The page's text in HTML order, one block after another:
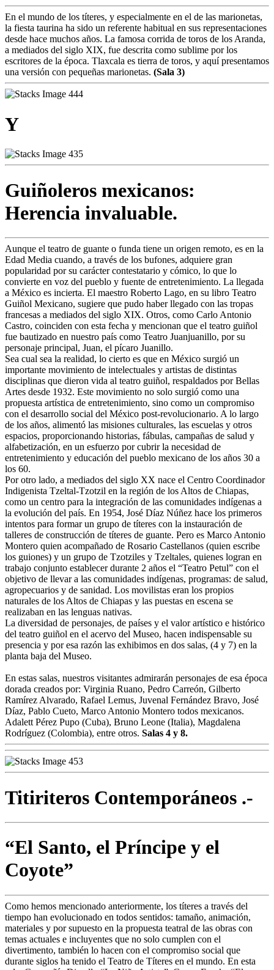
En el mundo de los títeres, y especialmente en el de las marionetas,
la fiesta taurina ha sido un referente habitual en sus representaciones
desde hace muchos años. La famosa corrida de toros de los Aranda,
a mediados del siglo XIX, fue descrita como sublime por los
escritores de la época. Tlaxcala es tierra de toros, y aquí presentamos
una versión con pequeñas marionetas. (Sala 3)
Y
Guiñoleros mexicanos:
Herencia invaluable.
Aunque el teatro de guante o funda tiene un origen remoto, es en la
Edad Media cuando, a través de los bufones, adquiere gran
popularidad por su carácter contestatario y cómico, lo que lo
convierte en voz del pueblo y fuente de entretenimiento. La llegada
a México es incierta. El maestro Roberto Lago, en su libro Teatro
Guiñol Mexicano, sugiere que pudo haber llegado con las tropas
francesas a mediados del siglo XIX. Otros, como Carlo Antonio
Castro, coinciden con esta fecha y mencionan que el teatro guiñol
fue bautizado en nuestro país como Teatro Juanjuanillo, por su
personaje principal, Juan, el pícaro Juanillo.
Sea cual sea la realidad, lo cierto es que en México surgió un
importante movimiento de intelectuales y artistas de distintas
disciplinas que dieron vida al teatro guiñol, respaldados por Bellas
Artes desde 1932. Este movimiento no solo surgió como una
propuesta artística de entretenimiento, sino como un compromiso
con el desarrollo social del México post-revolucionario. A lo largo
de los años, alimentó las misiones culturales, las escuelas y otros
espacios, proporcionando historias, fábulas, campañas de salud y
alfabetización, en un esfuerzo por cubrir la necesidad de
entretenimiento y educación del pueblo mexicano de los años 30 a
los 60.
Por otro lado, a mediados del siglo XX nace el Centro Coordinador
Indigenista Tzeltal-Tzotzil en la región de los Altos de Chiapas,
como un centro para la integración de las comunidades indígenas a
la evolución del país. En 1954, José Díaz Núñez hace los primeros
intentos para formar un grupo de títeres con la instauración de
talleres de construcción de títeres de guante. Pero es Marco Antonio
Montero quien acompañado de Rosario Castellanos (quien escribe
los guiones) y un grupo de Tzotziles y Tzeltales, quienes logran en
trabajo conjunto establecer durante 2 años el “Teatro Petul” con el
objetivo de llevar a las comunidades indígenas, programas: de salud,
agropecuarios y de sanidad. Los movilistas eran los propios
naturales de los Altos de Chiapas y las puestas en escena se
realizaban en las lenguas nativas.
La diversidad de personajes, de países y el valor artístico e histórico
del teatro guiñol en el acervo del Museo, hacen indispensable su
presencia y por esa razón las exhibimos en dos salas, (4 y 7) en la
planta baja del Museo.
En estas salas, nuestros visitantes admirarán personajes de esa época
dorada creados por: Virginia Ruano, Pedro Carreón, Gilberto
Ramírez Alvarado, Rafael Lemus, Juvenal Fernández Bravo, José
Díaz, Pablo Cueto, Marco Antonio Montero todos mexicanos.
Adalett Pérez Pupo (Cuba), Bruno Leone (Italia), Magdalena
Rodríguez (Colombia), entre otros. Salas 4 y 8.
Titiriteros Contemporáneos .-
“El Santo, el Príncipe y el
Coyote”
Como hemos mencionado anteriormente, los títeres a través del
tiempo han evolucionado en todos sentidos: tamaño, animación,
materiales y por supuesto en la propuesta teatral de las obras con
temas actuales e incluyentes que no solo cumplen con el
divertimento, también lo hacen con el compromiso social que
durante siglos ha tenido el Teatro de Títeres en el mundo. En esta